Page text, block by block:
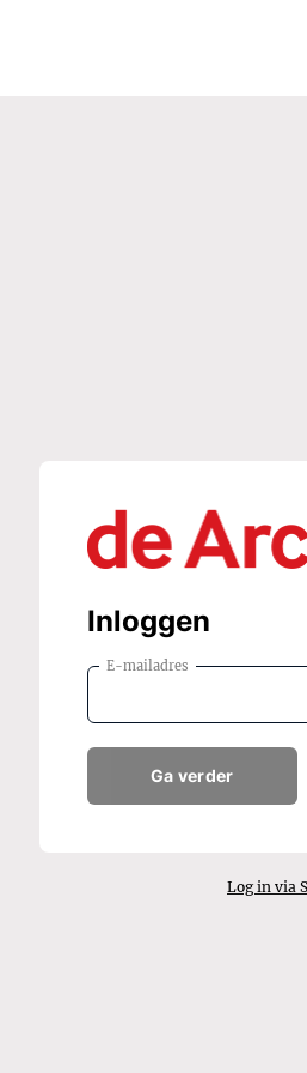
Inloggen
E-mailadres
Ga verder
Log in via